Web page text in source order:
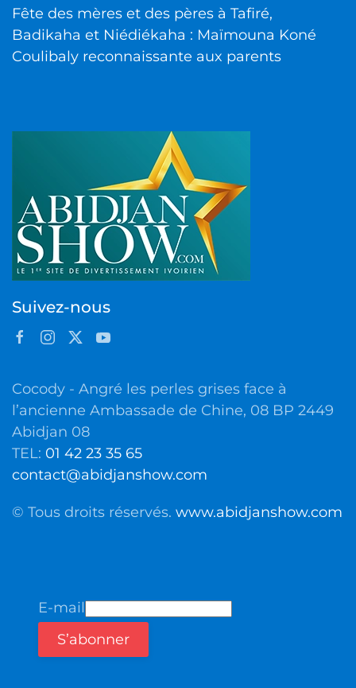
Fête des mères et des pères à Tafiré,
Badikaha et Niédiékaha : Maïmouna Koné
Coulibaly reconnaissante aux parents
Suivez-nous
Cocody - Angré les perles grises face à
l’ancienne Ambassade de Chine, 08 BP 2449
Abidjan 08
TEL: 01 42 23 35 65
contact@abidjanshow.com
© Tous droits réservés. www.abidjanshow.com
E-mail
S’abonner